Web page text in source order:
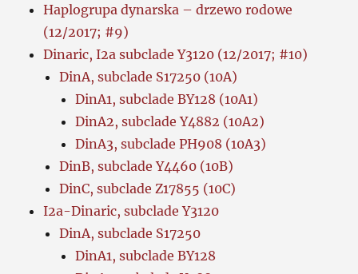
Haplogrupa dynarska – drzewo rodowe
(12/2017; #9)
Dinaric, I2a subclade Y3120 (12/2017; #10)
DinA, subclade S17250 (10A)
DinA1, subclade BY128 (10A1)
DinA2, subclade Y4882 (10A2)
DinA3, subclade PH908 (10A3)
DinB, subclade Y4460 (10B)
DinC, subclade Z17855 (10C)
I2a-Dinaric, subclade Y3120
DinA, subclade S17250
DinA1, subclade BY128